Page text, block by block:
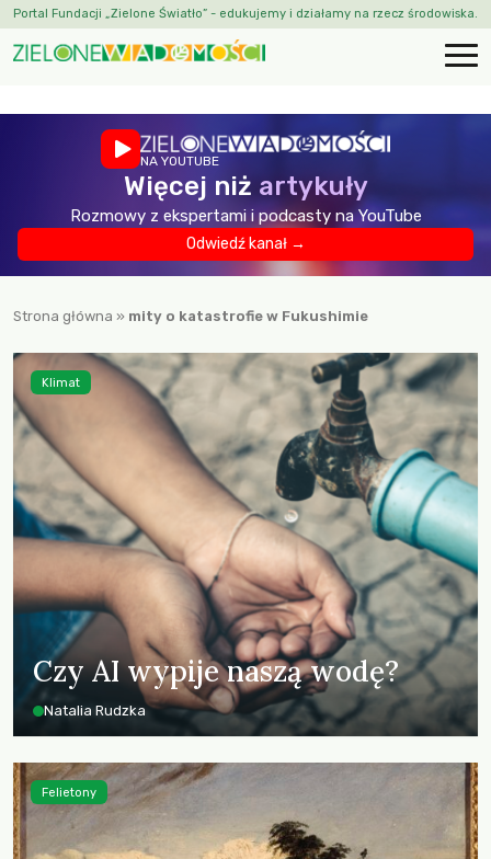
Portal Fundacji „Zielone Światło” - edukujemy i działamy na rzecz środowiska.
NA YOUTUBE
Więcej niż artykuły
Rozmowy z ekspertami i podcasty na YouTube
Odwiedź kanał →
Strona główna » mity o katastrofie w Fukushimie
Czy AI wypije naszą wodę?
Natalia Rudzka
Klimat
Felietony